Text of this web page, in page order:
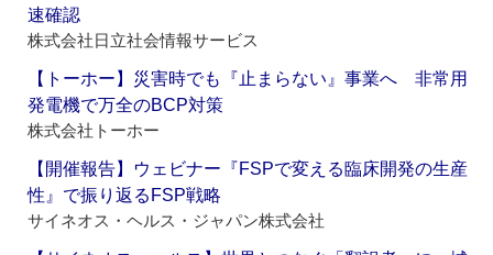
速確認
株式会社日立社会情報サービス
【トーホー】災害時でも『止まらない』事業へ 非常用
発電機で万全のBCP対策
株式会社トーホー
【開催報告】ウェビナー『FSPで変える臨床開発の生産
性』で振り返るFSP戦略
サイネオス・ヘルス・ジャパン株式会社